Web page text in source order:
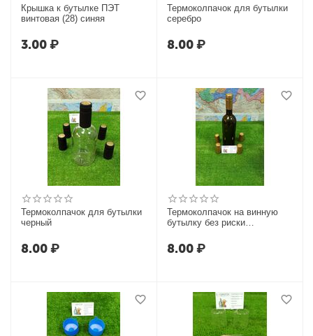
Крышка к бутылке ПЭТ
винтовая (28) синяя
3.00₽
Термоколпачок для бутылки
серебро
8.00₽
Термоколпачок для бутылки
черный
8.00₽
Термоколпачок на винную
бутылку без риски
8.00₽